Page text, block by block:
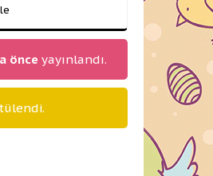
önce yayınlandı.